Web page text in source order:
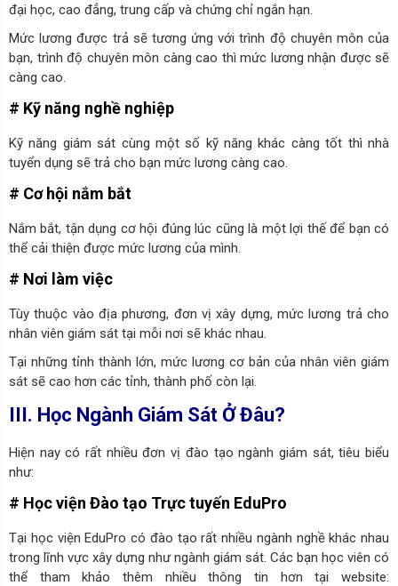
đại học, cao đẳng, trung cấp và chứng chỉ ngắn hạn.
Mức lương được trả sẽ tương ứng với trình độ chuyên môn của
bạn, trình độ chuyên môn càng cao thì mức lương nhận được sẽ
càng cao.
# Kỹ năng nghề nghiệp
Kỹ năng giám sát cùng một số kỹ năng khác càng tốt thì nhà
tuyển dụng sẽ trả cho bạn mức lương càng cao.
# Cơ hội nắm bắt
Nắm bắt, tận dụng cơ hội đúng lúc cũng là một lợi thế để bạn có
thể cải thiện được mức lương của mình.
# Nơi làm việc
Tùy thuộc vào địa phương, đơn vị xây dựng, mức lương trả cho
nhân viên giám sát tại mỗi nơi sẽ khác nhau.
Tại những tỉnh thành lớn, mức lương cơ bản của nhân viên giám
sát sẽ cao hơn các tỉnh, thành phố còn lại.
III. Học Ngành Giám Sát Ở Đâu?
Hiện nay có rất nhiều đơn vị đào tạo ngành giám sát, tiêu biểu
như:
# Học viện Đào tạo Trực tuyến EduPro
Tại học viện EduPro có đào tạo rất nhiều ngành nghề khác nhau
trong lĩnh vực xây dựng như ngành giám sát. Các bạn học viên có
thể tham khảo thêm nhiều thông tin hơn tại website: